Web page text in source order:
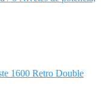
1600 Retro Double